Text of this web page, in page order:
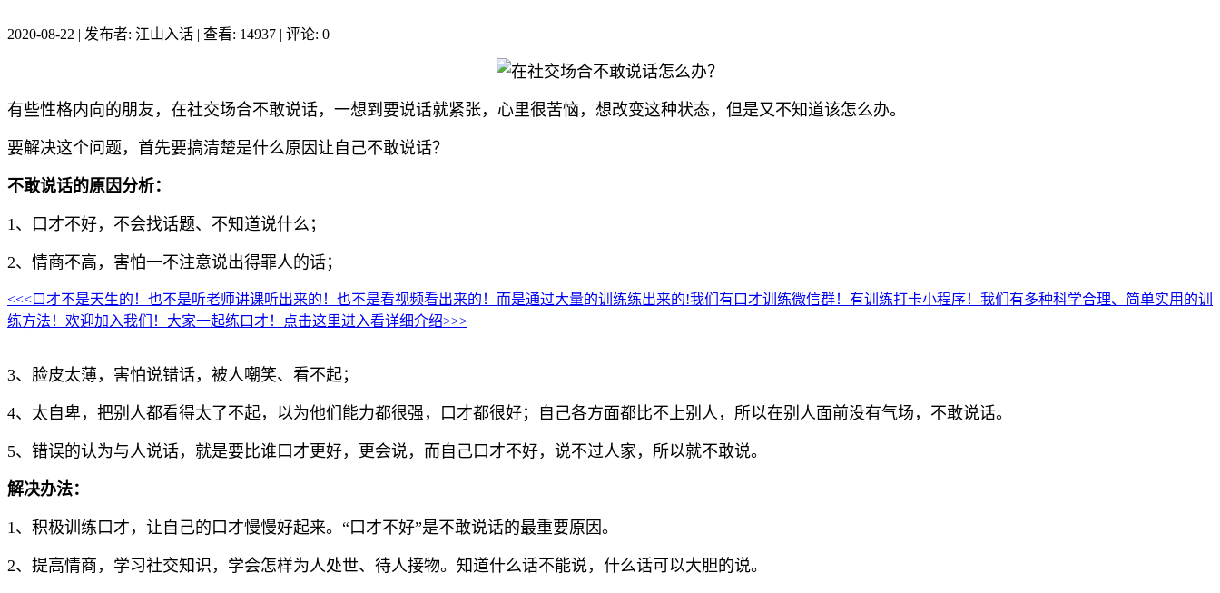
2020-08-22 | 发布者: 江山入话 | 查看: 14937 | 评论: 0
有些性格内向的朋友，在社交场合不敢说话，一想到要说话就紧张，心里很苦恼，想改变这种状态，但是又不知道该怎么办。
要解决这个问题，首先要搞清楚是什么原因让自己不敢说话？
不敢说话的原因分析：
1、口才不好，不会找话题、不知道说什么；
2、情商不高，害怕一不注意说出得罪人的话；
<<<口才不是天生的！也不是听老师讲课听出来的！也不是看视频看出来的！而是通过大量的训练练出来的!我们有口才训练微信群！有训练打卡小程序！我们有多种科学合理、简单实用的训
练方法！欢迎加入我们！大家一起练口才！点击这里进入看详细介绍>>>
3、脸皮太薄，害怕说错话，被人嘲笑、看不起；
4、太自卑，把别人都看得太了不起，以为他们能力都很强，口才都很好；自己各方面都比不上别人，所以在别人面前没有气场，不敢说话。
5、错误的认为与人说话，就是要比谁口才更好，更会说，而自己口才不好，说不过人家，所以就不敢说。
解决办法：
1、积极训练口才，让自己的口才慢慢好起来。“口才不好”是不敢说话的最重要原因。
2、提高情商，学习社交知识，学会怎样为人处世、待人接物。知道什么话不能说，什么话可以大胆的说。